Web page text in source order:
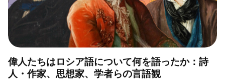
偉人たちはロシア語について何を語ったか：詩
人・作家、思想家、学者らの言語観